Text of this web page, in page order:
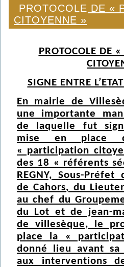
PROTOCOLE DE «
CITOYENNE »
PROTOCOLE DE
SIGNE ENTRE
En mairie de
une importante
de laquelle fut
mise en place
« participation
des 18 « référents
REGNY, Sous-
de Cahors, du
au chef du
du Lot et de jean-
de villesèque, le
place la «
donné lieu avant
aux interventions